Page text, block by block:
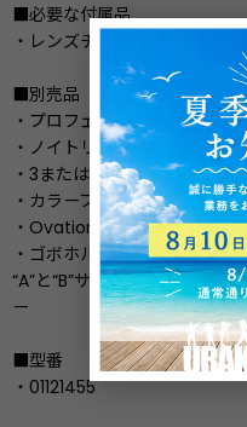
■必要な付属品
・レンズチューブ：14°, 19°,
■別売品
・プロフェッショナルクラ
・ノイトリック パワコン ケー
・3または5ピン IP定格DMXケ
・カラーブレンディングフィ
・Ovation ズームレンズ：
・ゴボホルダー：標準“S4”
“A”と“B”サイズのゴボのため
ー
■型番
・01121455